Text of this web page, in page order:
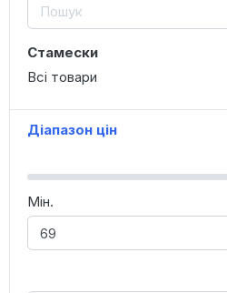
Стамески
Всі товари
Діапазон цін
Мін.